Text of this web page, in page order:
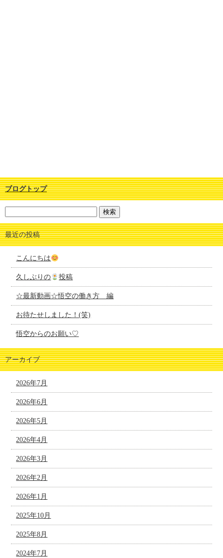
ブログトップ
最近の投稿
こんにちは
久しぶりの 投稿
☆最新動画☆悟空の働き方 編
お待たせしました！(笑)
悟空からのお願い♡
アーカイブ
2026年7月
2026年6月
2026年5月
2026年4月
2026年3月
2026年2月
2026年1月
2025年10月
2025年8月
2024年7月